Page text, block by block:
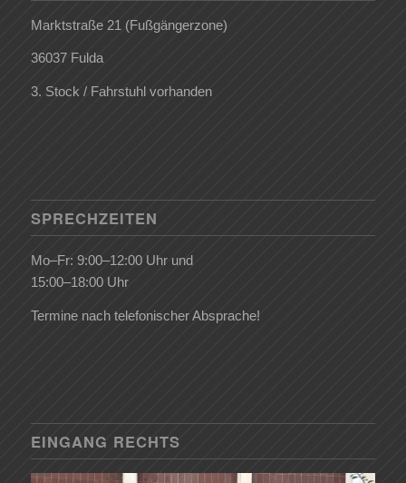
Marktstraße 21 (Fußgängerzone)
36037 Fulda
3. Stock / Fahrstuhl vorhanden
SPRECHZEITEN
Mo–Fr: 9:00–12:00 Uhr und
15:00–18:00 Uhr
Termine nach telefonischer Absprache!
EINGANG RECHTS